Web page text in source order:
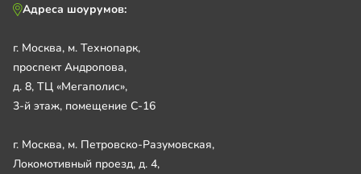
Адреса шоурумов:
г. Москва, м. Технопарк,
проспект Андропова,
д. 8, ТЦ «Мегаполис»,
3-й этаж, помещение С-16
г. Москва, м. Петровско-Разумовская,
Локомотивный проезд, д. 4,